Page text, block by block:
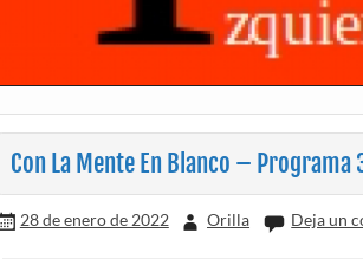
Con La Mente En Blanco –
28 de enero de 2022 Orilla Deja un